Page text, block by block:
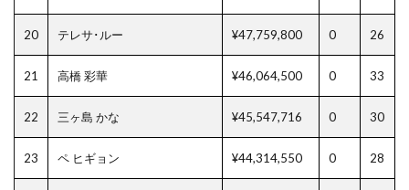
20 テレサ･ルー ¥47,759,800 0 26
21 高橋 彩華 ¥46,064,500 0 33
22 三ヶ島 かな ¥45,547,716 0 30
23 ペ ヒギョン ¥44,314,550 0 28